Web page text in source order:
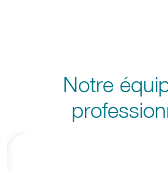
Notre